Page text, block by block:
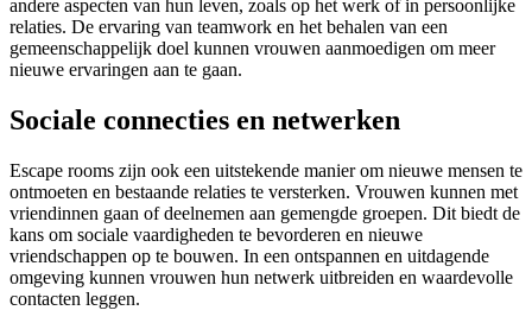
andere aspecten van hun leven, zoals op het werk of in persoonlijke
relaties. De ervaring van teamwork en het behalen van een
gemeenschappelijk doel kunnen vrouwen aanmoedigen om meer
nieuwe ervaringen aan te gaan.
Sociale connecties en netwerken
Escape rooms zijn ook een uitstekende manier om nieuwe mensen te
ontmoeten en bestaande relaties te versterken. Vrouwen kunnen met
vriendinnen gaan of deelnemen aan gemengde groepen. Dit biedt de
kans om sociale vaardigheden te bevorderen en nieuwe
vriendschappen op te bouwen. In een ontspannen en uitdagende
omgeving kunnen vrouwen hun netwerk uitbreiden en waardevolle
contacten leggen.